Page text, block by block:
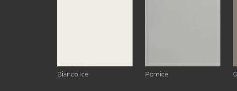
Bianco Ice Pomice